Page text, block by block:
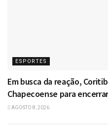
ESPORTES
Em busca da reação,
Chapecoense para
AGOSTO 8, 2026